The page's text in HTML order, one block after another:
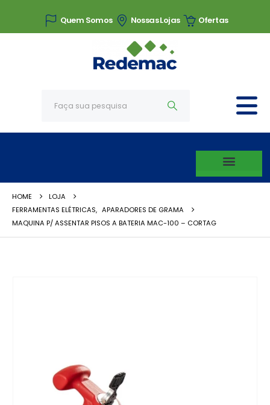
Quem Somos Nossas Lojas Ofertas
HOME
LOJA
FERRAMENTAS ELÉTRICAS, APARADORES DE GRAMA
MAQUINA P/ ASSENTAR PISOS A BATERIA MAC-100 – CORTAG